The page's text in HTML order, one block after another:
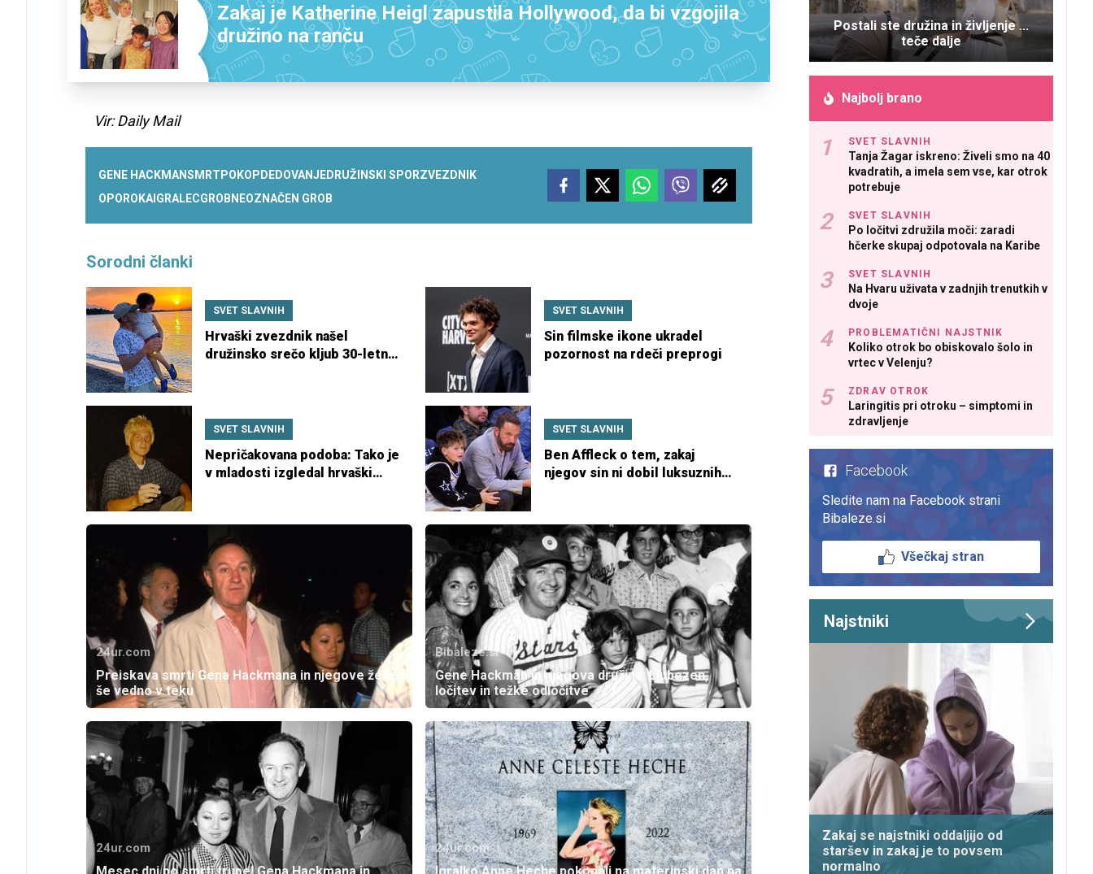
Zakaj je Katherine Heigl zapustila Hollywood, da bi vzgojila
družino na ranču
Vir: Daily Mail
GENE HACKMANSMRT POKOP DEDOVANJEDRUŽINSKI SPORZVEZDNIK
OPOROKA IGRALECGROB NEOZNAČEN GROB
Sorodni članki
SVET SLAVNIH
Hrvaški zvezdnik našel
družinsko srečo kljub 30-letni
SVET SLAVNIH
Sin filmske ikone ukradel
pozornost na rdeči preprogi
SVET SLAVNIH
Nepričakovana podoba: Tako je
v mladosti izgledal hrvaški
SVET SLAVNIH
Ben Affleck o tem, zakaj
njegov sin ni dobil luksuznih
24ur.com
Preiskava smrti Gena Hackmana in njegove žene
še vedno v teku
Bibaleze.si
Gene Hackman in njegova družina: Ljubezen,
ločitev in težke odločitve
24ur.com 24ur.com
Postali ste družina in življenje ...
teče dalje
Najbolj brano
SVET SLAVNIH
Tanja Žagar iskreno: Živeli smo na 40
kvadratih, a imela sem vse, kar otrok
potrebuje
SVET SLAVNIH
Po ločitvi združila moči: zaradi
hčerke skupaj odpotovala na Karibe
SVET SLAVNIH
Na Hvaru uživata v zadnjih trenutkih v
dvoje
PROBLEMATIČNI NAJSTNIK
Koliko otrok bo obiskovalo šolo in
vrtec v Velenju?
ZDRAV OTROK
Laringitis pri otroku – simptomi in
zdravljenje
Facebook
Sledite nam na Facebook strani
Bibaleze.si
Všečkaj stran
Najstniki
Zakaj se najstniki oddaljijo od
staršev in zakaj je to povsem
normalno